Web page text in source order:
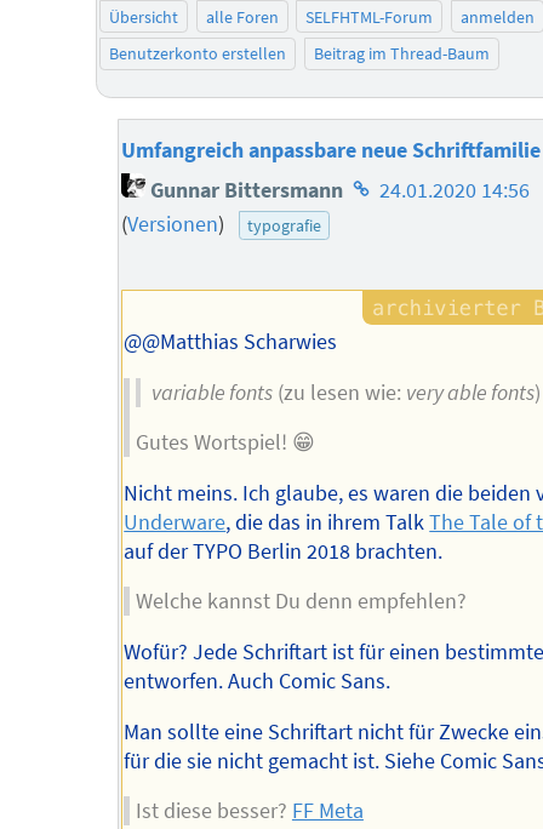
Übersicht alle Foren SELFHTML-Forum
anmelden
Benutzerkonto erstellen
Beitrag im Thread-Baum
Umfangreich anpassbare neue Schriftfamilie
Gunnar Bittersmann Homepage
24.01.2020 14:56
(Versionen) typografie
@@Matthias Scharwies
variable fonts (zu lesen wie: very able fonts)
Gutes Wortspiel! 😁
Nicht meins. Ich glaube, es waren die beiden
Underware, die das in ihrem TalkThe Tale of
auf der TYPO Berlin 2018 brachten.
Welche kannst Du denn empfehlen?
Wofür? Jede Schriftart ist für einen
entworfen. Auch Comic Sans.
Man sollte eine Schriftart nicht für Zwecke
für die sie nicht gemacht ist. Siehe Comic
Ist diese besser? FF Meta